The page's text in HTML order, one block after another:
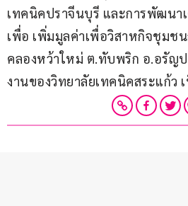
เทคนิคปราจีนบุรี และการพัฒนา
เพื่อ เพิ่มมูลค่าเพื่อวิสาหกิจชุมช
คลองหว้าใหม่ ต.ทับพริก อ.อรัญป
งานของวิทยาลัยเทคนิคสระแก้ว